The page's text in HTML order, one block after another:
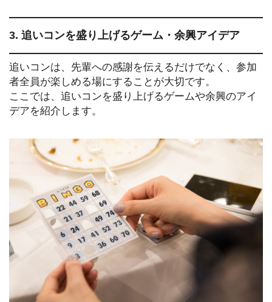
3. 追いコンを盛り上げるゲーム・余興アイデア
追いコンは、先輩への感謝を伝えるだけでなく、参加
者全員が楽しめる場にすることが大切です。
ここでは、追いコンを盛り上げるゲームや余興のアイ
デアを紹介します。